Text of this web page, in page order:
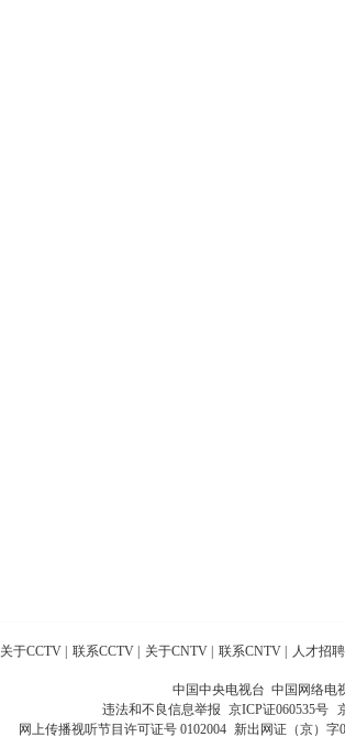
关于CCTV 联系CCTV 关于CNTV 联系CNTV 人才招聘
中国中央电视台 中国网络电
违法和不良信息举报 京ICP证060535号
网上传播视听节目许可证号 0102004 新出网证（京）